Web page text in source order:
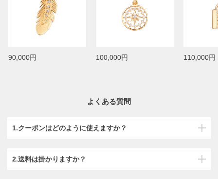
90,000円 100,000円 110,000円
よくある質問
1.クーポンはどのように使えますか？
2.送料は掛かりますか？